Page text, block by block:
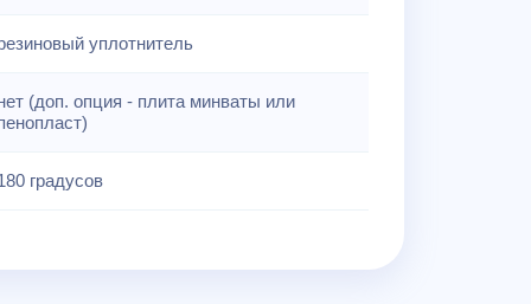
уплотнитель
(доп. опция - плита минваты или
градусов